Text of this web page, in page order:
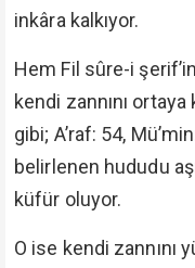
inkâra kalkıyor.
Hem Fil sûre-i
kendi zannını
gibi; A’raf: 54,
belirlenen hududu
küfür oluyor.
O ise kendi zannını